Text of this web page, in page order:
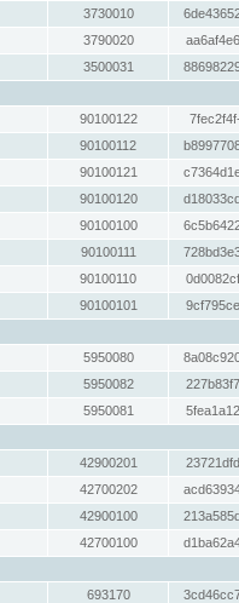
3730010
3790020
3500031
90100122
90100112
90100121
90100120
90100100
90100111
90100110
90100101
5950080
5950082
5950081
42900201
42700202
42900100
42700100
693170